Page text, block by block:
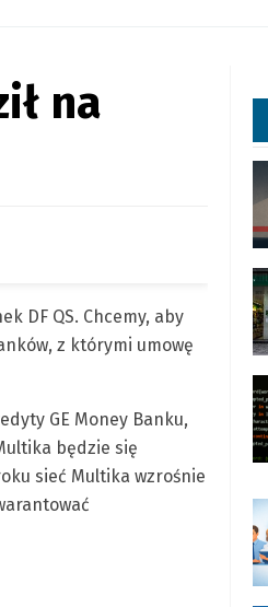
na
DF QS. Chcemy, aby
z którymi umowę
GE Money Banku,
będzie się
sieć Multika wzrośnie